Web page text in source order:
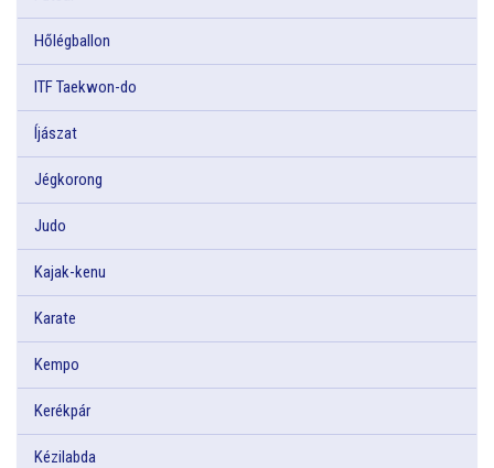
Hőlégballon
ITF Taekwon-do
Íjászat
Jégkorong
Judo
Kajak-kenu
Karate
Kempo
Kerékpár
Kézilabda